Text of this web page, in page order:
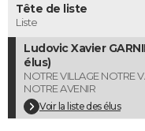
COPAINS D'AVANT
S'inscrire
Se connecter
Lycées
Collèges
Primaires
Universités
Entreprises
Service militaire
Avis de recherche
AVIS DE DÉCÈS
FORUM
Bricolage
Lifestyle
Culture
Sport
Auto
Television
Voyage
Cinema
Tête de liste
Liste
Ludovic Xavier
élus)
NOTRE VILLAGE NOTRE
NOTRE AVENIR
Voir la liste des élus